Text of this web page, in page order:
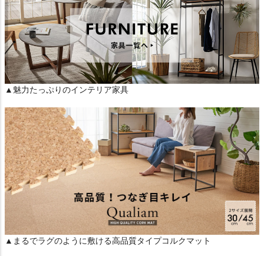
▲魅力たっぷりのインテリア家具
▲まるでラグのように敷ける高品質タイプコルクマット